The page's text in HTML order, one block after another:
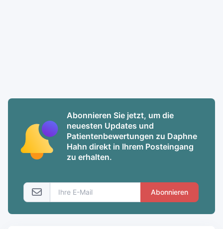
Abonnieren Sie jetzt, um die
neuesten Updates und
Patientenbewertungen zu Daphne
Hahn direkt in Ihrem Posteingang
zu erhalten.
Abonnieren